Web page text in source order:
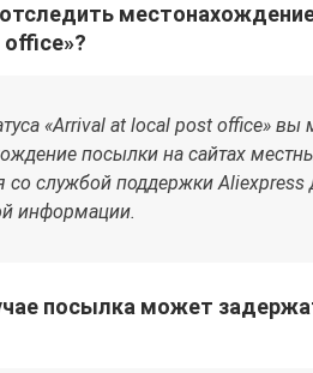
«Arrival at local post office» вы
посылки на сайтах
со службой поддержки Aliexpress
информации.
посылка может